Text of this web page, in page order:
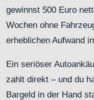
gewinnst 500 Euro
Wochen ohne
erheblichen Aufwand
Ein seriöser
zahlt direkt – und du
Bargeld in der Hand